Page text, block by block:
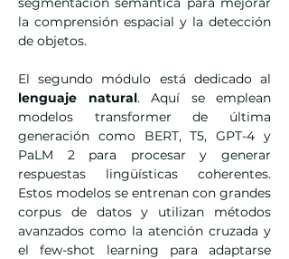
la comprensión espacial y la detección
de objetos.
lenguaje natural. Aquí se emplean
modelos transformer de última
generación como BERT, T5, GPT-4 y
PaLM 2 para procesar y generar
respuestas lingüísticas coherentes.
Estos modelos se entrenan con grandes
corpus de datos y utilizan métodos
avanzados como la atención cruzada y
el few-shot learning para adaptarse